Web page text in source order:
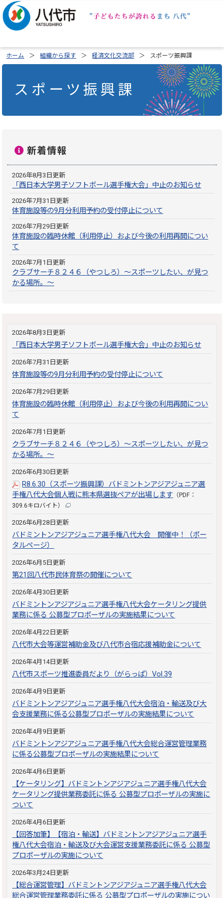
ホーム 組織から探す 経済文化交流部 スポーツ振興課
スポーツ振興課
新着情報
2026年8月3日更新
「西日本大学男子ソフトボール選手権大会」中止のお知らせ
2026年7月31日更新
体育施設等の9月分利用予約の受付停止について
2026年7月29日更新
体育施設の臨時休館（利用停止）および今後の利用再開につい
て
2026年7月1日更新
クラブサーチ８２４６（やつしろ）～スポーツしたい、が見つ
かる場所。～
2026年8月3日更新
「西日本大学男子ソフトボール選手権大会」中止のお知らせ
2026年7月31日更新
体育施設等の9月分利用予約の受付停止について
2026年7月29日更新
体育施設の臨時休館（利用停止）および今後の利用再開につい
て
2026年7月1日更新
クラブサーチ８２４６（やつしろ）～スポーツしたい、が見つ
かる場所。～
2026年6月30日更新
R8.6.30（スポーツ振興課）バドミントンアジアジュニア選
手権八代大会個人戦に熊本県選抜ペアが出場します （PDF：
309.6キロバイト）
2026年6月28日更新
バドミントンアジアジュニア選手権八代大会 開催中！（ポー
タルページ）
2026年6月5日更新
第21回八代市民体育祭の開催について
2026年4月30日更新
バドミントンアジアジュニア選手権八代大会ケータリング提供
業務に係る 公募型プロポーザルの実施結果について
2026年4月22日更新
八代市大会等運営補助金及び八代市合宿応援補助金について
2026年4月14日更新
八代市スポーツ推進委員だより（がらっぱ）Vol.39
2026年4月9日更新
バドミントンアジアジュニア選手権八代大会宿泊・輸送及び大
会支援業務に係る公募型プロポーザルの実施結果について
2026年4月9日更新
バドミントンアジアジュニア選手権八代大会総合運営管理業務
に係る公募型プロポーザルの実施結果について
2026年4月6日更新
【ケータリング】バドミントンアジアジュニア選手権八代大会
ケータリング提供業務委託に係る 公募型プロポーザルの実施に
ついて
2026年4月6日更新
【回答加筆】【宿泊・輸送】バドミントンアジアジュニア選手
権八代大会宿泊・輸送及び大会運営支援業務委託に係る 公募型
プロポーザルの実施について
2026年3月24日更新
【総合運営管理】バドミントンアジアジュニア選手権八代大会
総合運営管理業務委託に係る 公募型プロポーザルの実施につい